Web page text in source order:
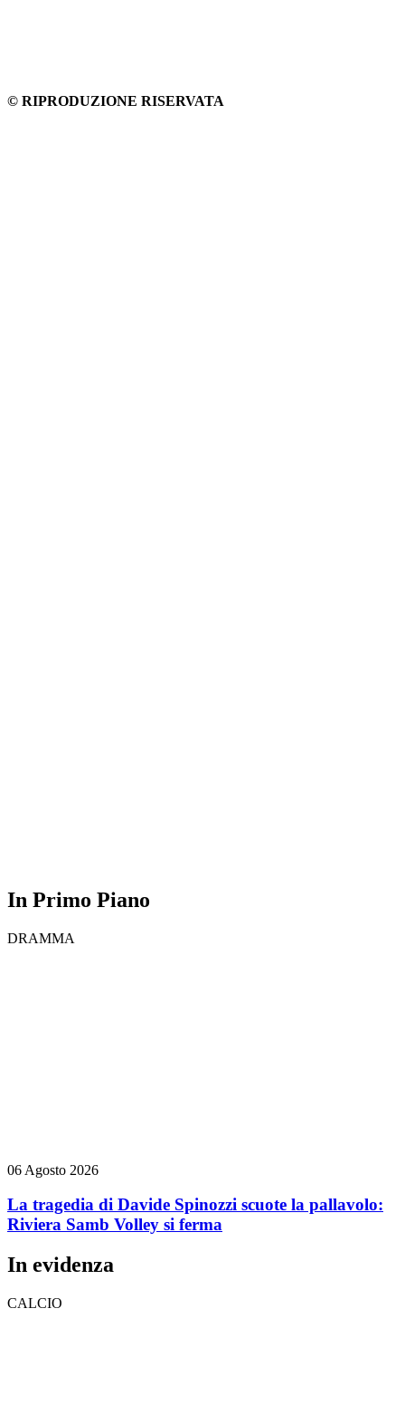
© RIPRODUZIONE RISERVATA
In Primo Piano
DRAMMA
06 Agosto 2026
La tragedia di Davide Spinozzi scuote la pallavolo:
Riviera Samb Volley si ferma
In evidenza
CALCIO